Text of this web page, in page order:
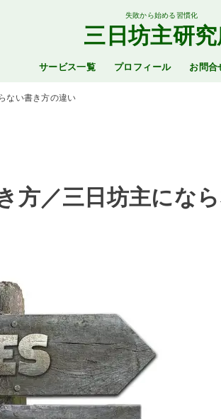
失敗から始める習慣化
三日坊主研
サービス一覧 プロフィール お問合
ない書き方の違い
方／三日坊主にな